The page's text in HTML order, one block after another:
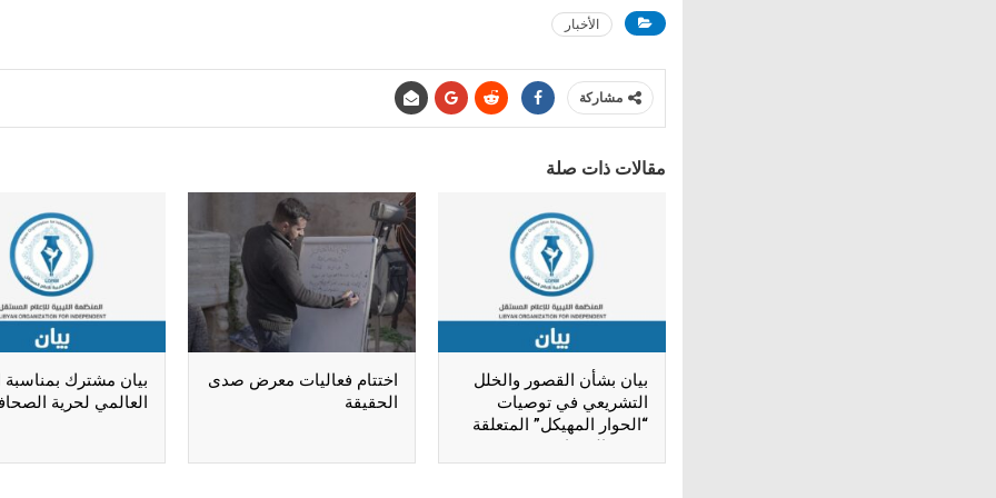
الأخبار
مشاركة
مقالات ذات صلة
بيان بشأن القصور والخلل
التشريعي في توصيات
“الحوار المهيكل” المتعلقة
بحرية الصحافة
اختتام فعاليات معرض صدى
الحقيقة
بيان مشترك بمناسبة
العالمي لحرية